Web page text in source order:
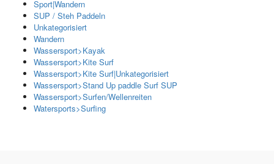
Sport|Wandern
SUP / Steh Paddeln
Unkategorisiert
Wandern
Wassersport>Kayak
Wassersport>Kite Surf
Wassersport>Kite Surf|Unkategorisiert
Wassersport>Stand Up paddle Surf SUP
Wassersport>Surfen/Wellenreiten
Watersports>Surfing